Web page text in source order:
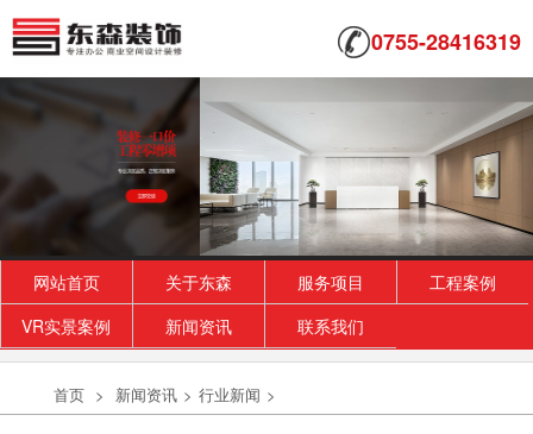
0755-28416319
网站首页 关于东森 服务项目
工程案例
VR实景案例
新闻资讯 联系我们
首页 > 新闻资讯 > 行业新闻 >